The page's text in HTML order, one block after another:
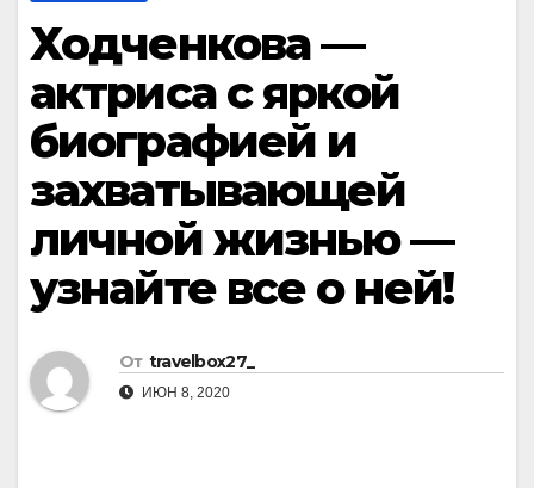
Ходченкова —
актриса с яркой
биографией и
захватывающей
личной жизнью —
узнайте все о ней!
От travelbox27_
ИЮН 8, 2020